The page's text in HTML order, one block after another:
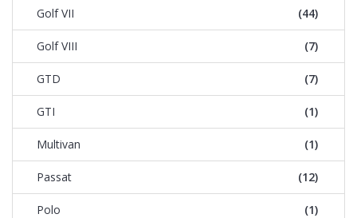
Golf VII (44)
Golf VIII (7)
GTD (7)
GTI (1)
Multivan (1)
Passat (12)
Polo (1)